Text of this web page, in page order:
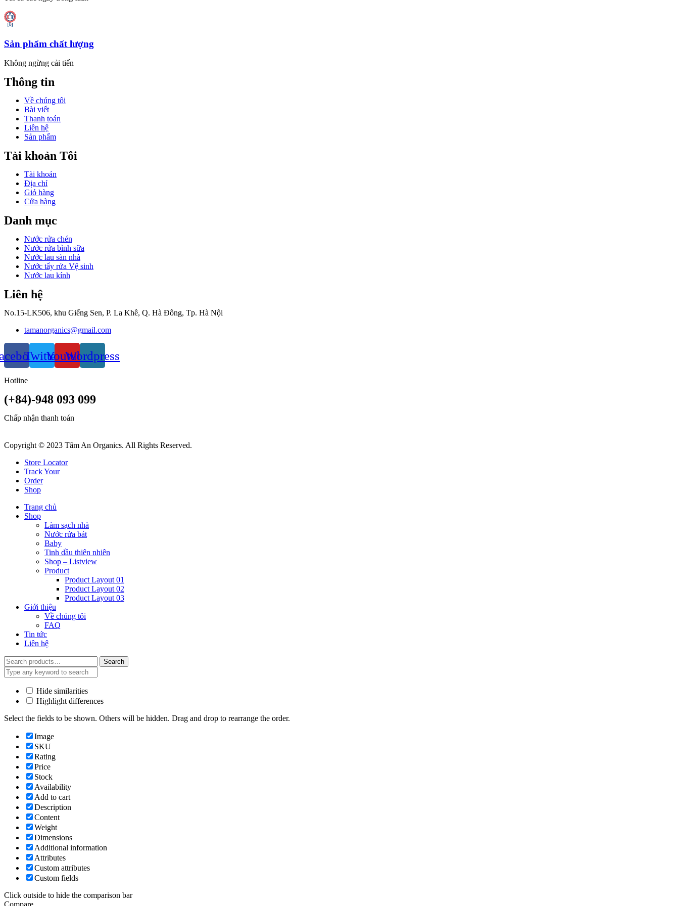
Sản phẩm chất lượng
Không ngừng cải tiến
Thông tin
Về chúng tôi
Bài viết
Thanh toán
Liên hệ
Sản phẩm
Tài khoản Tôi
Tài khoản
Địa chỉ
Giỏ hàng
Cửa hàng
Danh mục
Nước rửa chén
Nước rửa bình sữa
Nước lau sàn nhà
Nước tẩy rửa Vệ sinh
Nước lau kính
Liên hệ
No.15-LK506, khu Giếng Sen, P. La Khê, Q. Hà Đông, Tp. Hà Nội
tamanorganics@gmail.com
TwitterYoutube
Wordpress
Hotline
(+84)-948 093 099
Chấp nhận thanh toán
Copyright © 2023 Tâm An Organics. All Rights Reserved.
Store Locator
Track Your
Order
Shop
Trang chủ
Shop
Làm sạch nhà
Nước rửa bát
Baby
Tinh dầu thiên nhiên
Shop – Listview
Product
Product Layout 01
Product Layout 02
Product Layout 03
Giới thiệu
Về chúng tôi
FAQ
Tin tức
Liên hệ
Search
for:
Search
Hide similarities
Highlight differences
Select the fields to be shown. Others will be hidden. Drag and drop to rearrange the order.
Image
SKU
Rating
Price
Stock
Availability
Add to cart
Description
Content
Weight
Dimensions
Additional information
Attributes
Custom attributes
Custom fields
Click outside to hide the comparison bar
Compare